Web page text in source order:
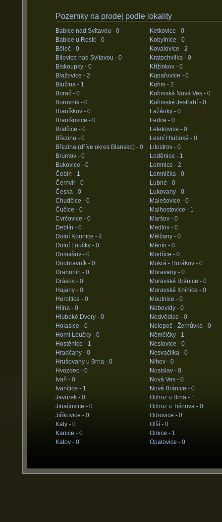
Pozemky na prodej podle lokality
Babice nad Svitavou - 0
Babice u Rosic - 0
Běleč - 0
Bílovice nad Svitavou - 0
Biskoupky - 0
Blažovice - 2
Blučina - 1
Borač - 0
Borovník - 0
Braníškov - 0
Branišovice - 0
Bratčice - 0
Březina - 0
Březina (dříve okres Blansko) - 0
Brumov - 0
Bukovice - 0
Čebín - 1
Černvír - 0
Česká - 0
Chudčice - 0
Čučice - 0
Cvrčovice - 0
Deblín - 0
Dolní Kounice - 4
Dolní Loučky - 0
Domašov - 0
Doubravník - 0
Drahonín - 0
Drásov - 0
Hajany - 0
Heroltice - 0
Hlína - 0
Hluboké Dvory - 0
Holasice - 0
Horní Loučky - 0
Hostěnice - 1
Hradčany - 0
Hrušovany u Brna - 0
Hvozdec - 0
Ivaň - 0
Ivančice - 1
Javůrek - 0
Jinačovice - 0
Jiříkovice - 0
Kaly - 0
Kanice - 0
Katov - 0
Ketkovice - 0
Kobylnice - 0
Kovalovice - 2
Kratochvilka - 0
Křižínkov - 0
Kupařovice - 0
Kuřim - 2
Kuřimská Nová Ves - 0
Kuřimské Jestřabí - 0
Lažánky - 0
Ledce - 0
Lelekovice - 0
Lesní Hluboké - 0
Litostrov - 0
Loděnice - 1
Lomnice - 2
Lomnička - 0
Lubné - 0
Lukovany - 0
Malešovice - 0
Malhostovice - 1
Maršov - 0
Medlov - 0
Mělčany - 0
Měnín - 0
Modřice - 0
Mokrá - Horákov - 0
Moravany - 0
Moravské Bránice - 0
Moravské Knínice - 0
Moutnice - 0
Nebovidy - 0
Nedvědice - 0
Nelepeč - Žernůvka - 0
Němčičky - 1
Neslovice - 0
Nesvačilka - 0
Níhov - 0
Nosislav - 0
Nová Ves - 0
Nové Bránice - 0
Ochoz u Brna - 1
Ochoz u Tišnova - 0
Odrovice - 0
Olší - 0
Omice - 1
Opatovice - 0